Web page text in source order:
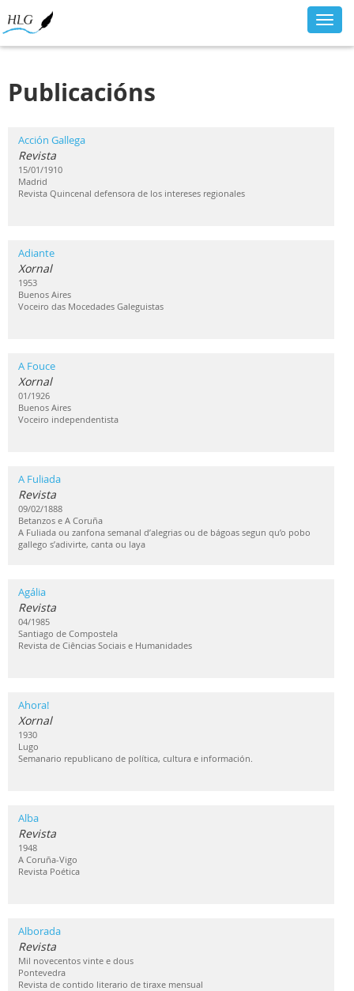
Publicacións
Acción Gallega
Revista
15/01/1910
Madrid
Revista Quincenal defensora de los intereses regionales
Adiante
Xornal
1953
Buenos Aires
Voceiro das Mocedades Galeguistas
A Fouce
Xornal
01/1926
Buenos Aires
Voceiro independentista
A Fuliada
Revista
09/02/1888
Betanzos e A Coruña
A Fuliada ou zanfona semanal d’alegrias ou de bágoas segun qu’o pobo
gallego s’adivirte, canta ou laya
Agália
Revista
04/1985
Santiago de Compostela
Revista de Ciências Sociais e Humanidades
Ahora!
Xornal
1930
Lugo
Semanario republicano de política, cultura e información.
Alba
Revista
1948
A Coruña-Vigo
Revista Poética
Alborada
Revista
Mil novecentos vinte e dous
Pontevedra
Revista de contido literario de tiraxe mensual